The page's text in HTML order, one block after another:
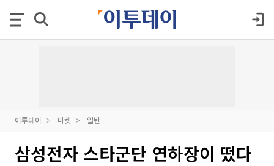
이투데이 마켓 일반
삼성전자 스타군단 연하장이 떴다